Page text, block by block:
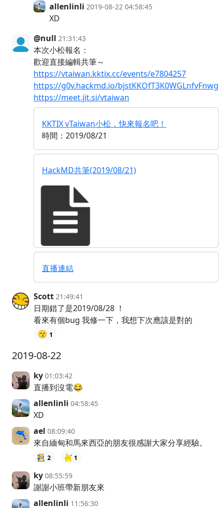
allenlinli 2019-08-22 04:58:45
XD
@null 21:31:43
本次小松報名：
歡迎直接編輯共筆～
https://vtaiwan.kktix.cc/events/e7804257
https://g0v.hackmd.io/bjstKKOfT3K0WGLnfvFnwg
https://meet.jit.si/vtaiwan
KKTIX vTaiwan小松，快來報名吧！
時間：2019/08/21
HackMD共筆(2019/08/21)
直播連結
Scott 21:49:41
日期錯了是2019/08/28 ！
看來有個bug 我修一下，我想下次應該是對的
😙 1
2019-08-22
ky 01:03:42
直播到沒電😂
allenlinli 04:58:45
XD
ael 08:09:40
來自緬甸和馬來西亞的朋友很感謝大家分享經驗。
2 1
ky 08:55:59
謝謝小班帶新朋友來
allenlinli 11:56:30